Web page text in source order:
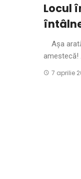
Locul
Așa
amestecă!
7 aprilie